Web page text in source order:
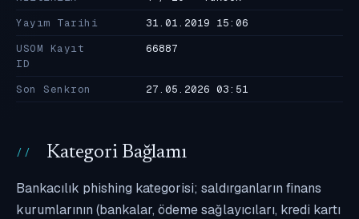
Yayım Tarihi
31.01.2019 15:06
USOM Kayıt
ID
66887
Son Senkron 27.05.2026 03:51
Kategori Bağlamı
Bankacılık phishing kategorisi; saldırganların finans
kurumlarının (bankalar, ödeme sağlayıcıları, kredi kartı